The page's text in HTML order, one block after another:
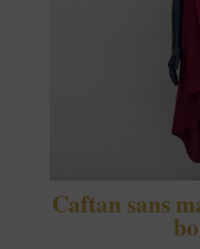
Caftan sans